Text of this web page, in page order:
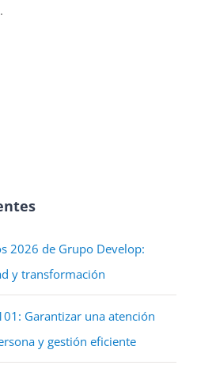
2026 de Grupo Develop:
y transformación
Garantizar una atención
y gestión eficiente